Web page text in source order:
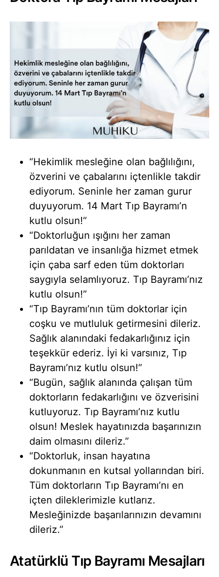
“Hekimlik mesleğine olan bağlılığını,
özverini ve çabalarını içtenlikle takdir
ediyorum. Seninle her zaman gurur
duyuyorum. 14 Mart Tıp Bayramı’n
kutlu olsun!”
“Doktorluğun ışığını her zaman
parıldatan ve insanlığa hizmet etmek
için çaba sarf eden tüm doktorları
saygıyla selamlıyoruz. Tıp Bayramı’nız
kutlu olsun!”
“Tıp Bayramı’nın tüm doktorlar için
coşku ve mutluluk getirmesini dileriz.
Sağlık alanındaki fedakarlığınız için
teşekkür ederiz. İyi ki varsınız, Tıp
Bayramı’nız kutlu olsun!”
“Bugün, sağlık alanında çalışan tüm
doktorların fedakarlığını ve özverisini
kutluyoruz. Tıp Bayramı’nız kutlu
olsun! Meslek hayatınızda başarınızın
daim olmasını dileriz.”
“Doktorluk, insan hayatına
dokunmanın en kutsal yollarından biri.
Tüm doktorların Tıp Bayramı’nı en
içten dileklerimizle kutlarız.
Mesleğinizde başarılarınızın devamını
dileriz.”
Atatürklü Tıp Bayramı Mesajları